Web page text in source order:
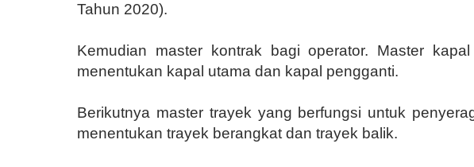
Tahun 2020).
Kemudian master kontrak bagi operator. Master
menentukan kapal utama dan kapal pengganti.
Berikutnya master trayek yang berfungsi untuk
menentukan trayek berangkat dan trayek balik.